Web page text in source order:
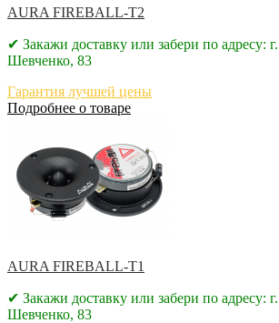
AURA FIREBALL-T2
✔ Закажи доставку или забери по адресу:
Шевченко, 83
Гарантия лучшей цены
Подробнее о товаре
AURA FIREBALL-T1
✔ Закажи доставку или забери по адресу:
Шевченко, 83